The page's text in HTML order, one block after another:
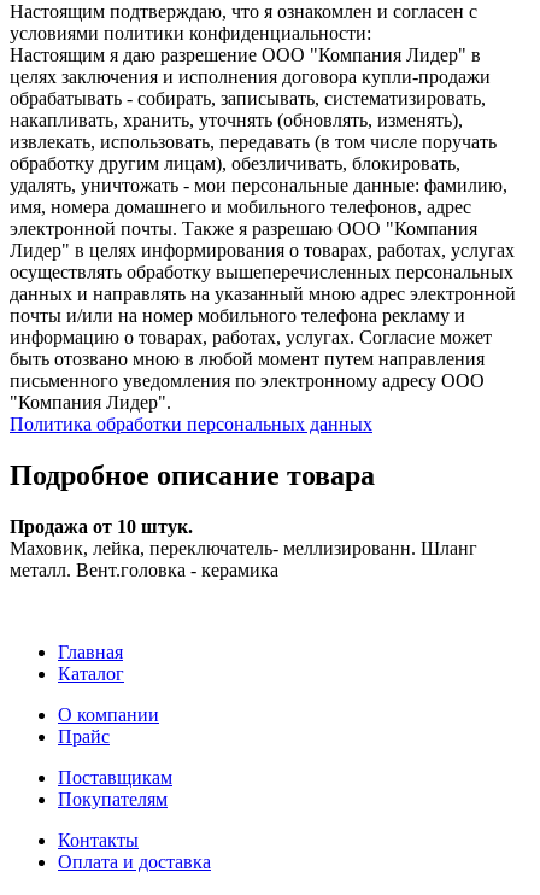
Настоящим подтверждаю, что я ознакомлен и согласен с
условиями политики конфиденциальности:
Настоящим я даю разрешение ООО "Компания Лидер" в
целях заключения и исполнения договора купли-продажи
обрабатывать - собирать, записывать, систематизировать,
накапливать, хранить, уточнять (обновлять, изменять),
извлекать, использовать, передавать (в том числе поручать
обработку другим лицам), обезличивать, блокировать,
удалять, уничтожать - мои персональные данные: фамилию,
имя, номера домашнего и мобильного телефонов, адрес
электронной почты. Также я разрешаю ООО "Компания
Лидер" в целях информирования о товарах, работах, услугах
осуществлять обработку вышеперечисленных персональных
данных и направлять на указанный мною адрес электронной
почты и/или на номер мобильного телефона рекламу и
информацию о товарах, работах, услугах. Согласие может
быть отозвано мною в любой момент путем направления
письменного уведомления по электронному адресу ООО
"Компания Лидер".
Политика обработки персональных данных
Подробное описание товара
Продажа от 10 штук.
Маховик, лейка, переключатель- меллизированн. Шланг
металл. Вент.головка - керамика
Главная
Каталог
О компании
Прайс
Поставщикам
Покупателям
Контакты
Оплата и доставка